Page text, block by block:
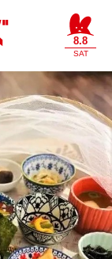
8.8
SAT